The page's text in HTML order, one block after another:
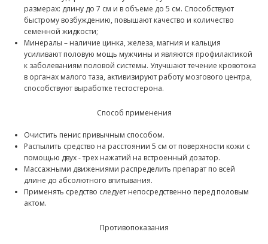
размерах: длину до 7 см и в объеме до 5 см. Способствуют
быстрому возбуждению, повышают качество и количество
семенной жидкости;
Минералы – наличие цинка, железа, магния и кальция
усиливают половую мощь мужчины и являются профилактикой
к заболеваниям половой системы. Улучшают течение кровотока
в органах малого таза, активизируют работу мозгового центра,
способствуют выработке тестостерона.
Способ применения
Очистить пенис привычным способом.
Распылить средство на расстоянии 5 см от поверхности кожи с
помощью двух - трех нажатий на встроенный дозатор.
Массажными движениями распределить препарат по всей
длине до абсолютного впитывания.
Применять средство следует непосредственно перед половым
актом.
Противопоказания